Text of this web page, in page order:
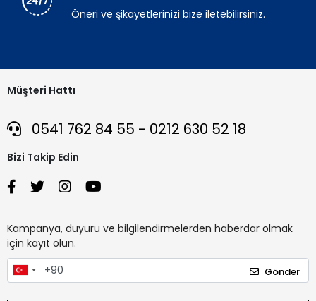
Öneri ve şikayetlerinizi bize iletebilirsiniz.
Müşteri Hattı
0541 762 84 55 - 0212 630 52 18
Bizi Takip Edin
Kampanya, duyuru ve bilgilendirmelerden haberdar olmak
için kayıt olun.
Gönder